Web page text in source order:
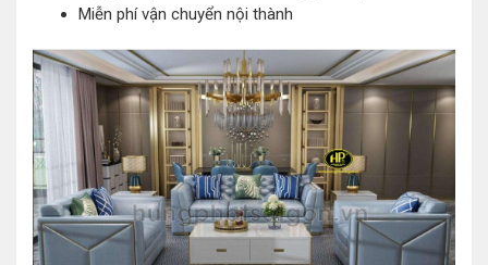
Miễn phí vận chuyển nội thành